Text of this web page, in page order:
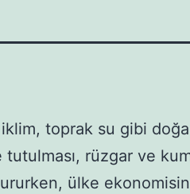
toprak su gibi
tutulması, rüzgar ve
ülke